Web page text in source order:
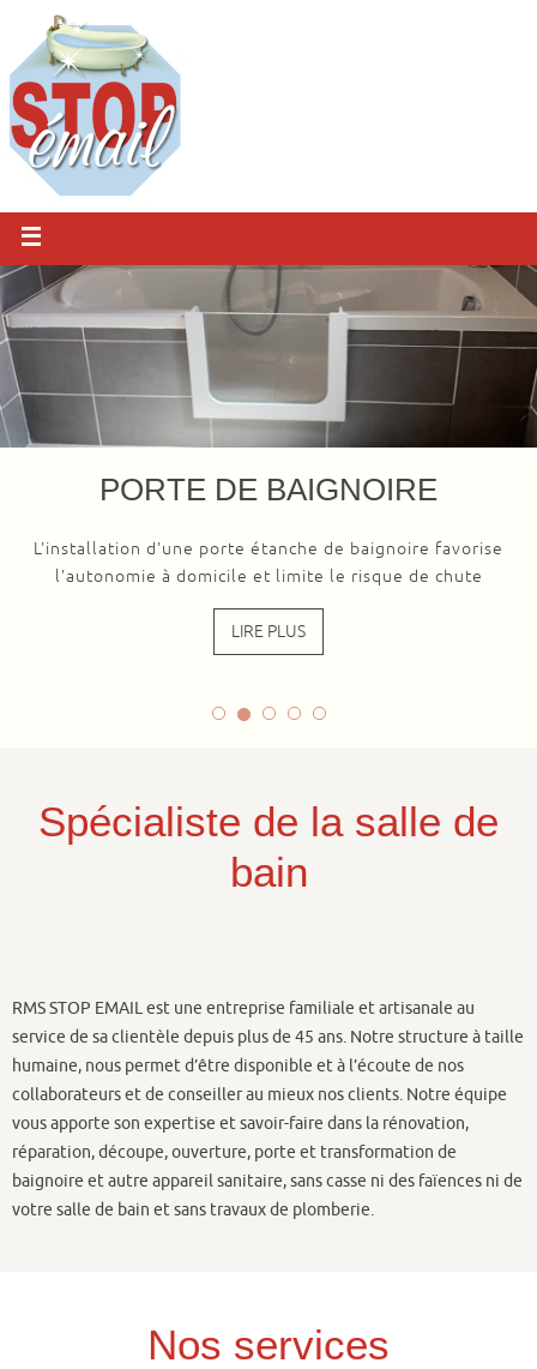
PORTE DE BAIGNOIRE
L'installation d'une porte étanche de baignoire favorise
l'autonomie à domicile et limite le risque de chute
LIRE PLUS
Spécialiste de la salle de
bain
RMS STOP EMAIL est une entreprise familiale et artisanale au
service de sa clientèle depuis plus de 45 ans. Notre structure à taille
humaine, nous permet d’être disponible et à l’écoute de nos
collaborateurs et de conseiller au mieux nos clients. Notre équipe
vous apporte son expertise et savoir-faire dans la rénovation,
réparation, découpe, ouverture, porte et transformation de
baignoire et autre appareil sanitaire, sans casse ni des faïences ni de
votre salle de bain et sans travaux de plomberie.
Nos services